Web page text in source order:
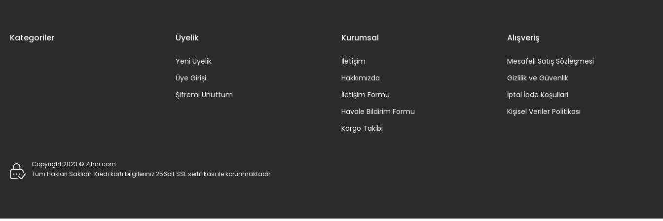
Kategoriler Üyelik
Yeni Üyelik
Üye Girişi
Şifremi Unuttum
Kurumsal
İletişim
Hakkımızda
İletişim Formu
Havale Bildirim Formu
Kargo Takibi
Alışveriş
Mesafeli Satış Sözleşmesi
Gizlilik ve Güvenlik
İptal İade Koşullari
Kişisel Veriler Politikası
Copyright 2023 © Zihni.com
Tüm Hakları Saklıdır. Kredi kartı bilgileriniz 256bit SSL sertifikası ile korunmaktadır.